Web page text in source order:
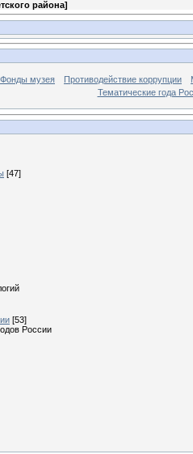
района]
Фонды музея Противодействие коррупции
Тематические года
[47]
[53]
России